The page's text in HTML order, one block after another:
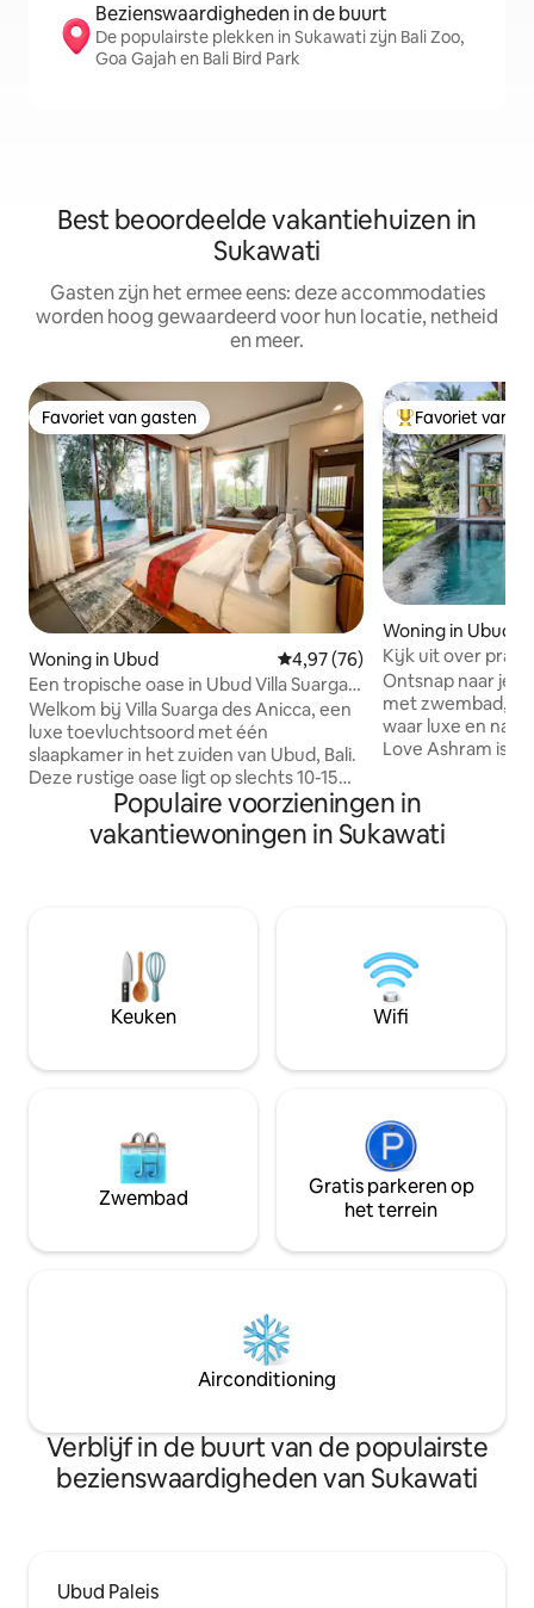
Bezienswaardigheden in de buurt
De populairste plekken in Sukawati zijn Bali Zoo,
Goa Gajah en Bali Bird Park
Best beoordeelde vakantiehuizen in
Sukawati
Gasten zijn het ermee eens: deze accommodaties
worden hoog gewaardeerd voor hun locatie, netheid
en meer.
Favoriet van gasten
Favoriet van gasten
Woning in Ubud Gemiddelde beoordeling van
4,97 (76)
Een tropische oase in Ubud Villa Suarga
des Anicca2
Welkom bij Villa Suarga des Anicca, een
luxe toevluchtsoord met één
slaapkamer in het zuiden van Ubud, Bali.
Deze rustige oase ligt op slechts 10-15
minuten van het centrum van Ubud en
biedt modern comfort te midden van
weelderige landschappen.
full-service kitchenette. Ontspan in de
infinity pool of het bad met een prachtig
uitzicht op de zonsondergang. Met
uitstekende toegang tot Bali's beste
perfecte uitje.
Topfavoriet van
Favoriet van
Woning in Ubud
Kijk uit over
Love Ashram Villa
Ontsnap naar je
met zwembad,
waar luxe en
Love Ashram is
en verbinding.
groen, geniet van
jungle en een
bewegen de
door natuurlijke
en geoogst - dus
hele jaar door
Populaire voorzieningen in
vakantiewoningen in Sukawati
Keuken Wifi
Zwembad
Gratis parkeren op
het terrein
Airconditioning
Verblijf in de buurt van de populairste
bezienswaardigheden van Sukawati
Ubud Paleis